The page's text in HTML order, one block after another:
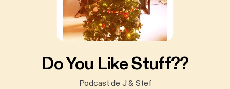
Do You Like Stuff??
Podcast de J & Stef